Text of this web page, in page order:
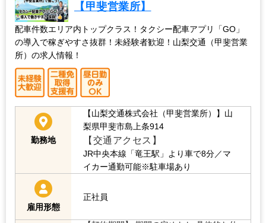
【甲斐営業所】
配車件数エリア内トップクラス！タクシー配車アプリ「GO」
の導入で稼ぎやすさ抜群！未経験者歓迎！山梨交通（甲斐営業
所）の求人情報！
勤務地
【山梨交通株式会社（甲斐営業所）】山
梨県甲斐市島上条914
【交通アクセス】
JR中央本線「竜王駅」より車で8分／マ
イカー通勤可能※駐車場あり
雇用形態
正社員